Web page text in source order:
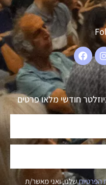
חודשי מלאו פרטים
הפרטיותשלנו, ואני מאשר/ת